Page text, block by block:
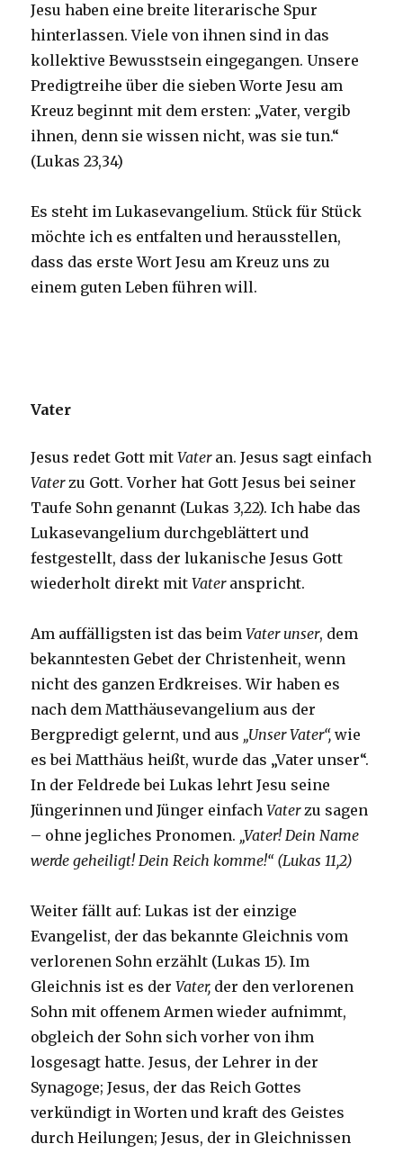
Jesu haben eine breite literarische Spur
hinterlassen. Viele von ihnen sind in das
kollektive Bewusstsein eingegangen. Unsere
Predigtreihe über die sieben Worte Jesu am
Kreuz beginnt mit dem ersten: „Vater, vergib
ihnen, denn sie wissen nicht, was sie tun.“
(Lukas 23,34)
Es steht im Lukasevangelium. Stück für Stück
möchte ich es entfalten und herausstellen,
dass das erste Wort Jesu am Kreuz uns zu
einem guten Leben führen will.
Vater
Jesus redet Gott mitVateran. Jesus sagt einfach
Vaterzu Gott. Vorher hat Gott Jesus bei seiner
Taufe Sohn genannt (Lukas 3,22). Ich habe das
Lukasevangelium durchgeblättert und
festgestellt, dass der lukanische Jesus Gott
wiederholt direkt mitVateranspricht.
Am auffälligsten ist das beimVater unser, dem
bekanntesten Gebet der Christenheit, wenn
nicht des ganzen Erdkreises. Wir haben es
nach dem Matthäusevangelium aus der
Bergpredigt gelernt, und aus „Unser Vater“, wie
es bei Matthäus heißt, wurde das „Vater unser“.
In der Feldrede bei Lukas lehrt Jesu seine
Jüngerinnen und Jünger einfachVaterzu sagen
– ohne jegliches Pronomen. „Vater! Dein Name
werde geheiligt! Dein Reich komme!“ (Lukas 11,2)
Weiter fällt auf: Lukas ist der einzige
Evangelist, der das bekannte Gleichnis vom
verlorenen Sohn erzählt (Lukas 15). Im
Gleichnis ist es derVater, der den verlorenen
Sohn mit offenem Armen wieder aufnimmt,
obgleich der Sohn sich vorher von ihm
losgesagt hatte. Jesus, der Lehrer in der
Synagoge; Jesus, der das Reich Gottes
verkündigt in Worten und kraft des Geistes
durch Heilungen; Jesus, der in Gleichnissen